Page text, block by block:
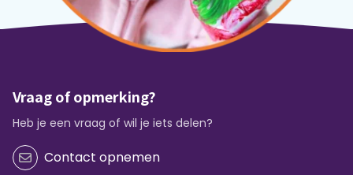
Vraag of opmerking?
Heb je een vraag of wil je iets delen?
Contact opnemen